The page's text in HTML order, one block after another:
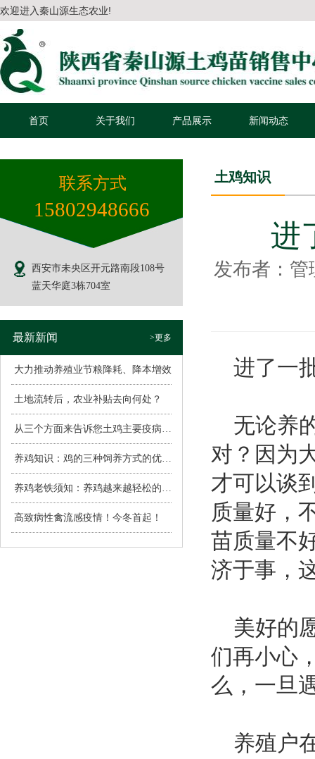
欢迎进入秦山源生态农业!
首页 关于我们 产品展示 新闻动态
联系方式
15802948666
西安市未央区开元路南段108号
蓝天华庭3栋704室
最新新闻 >更多
大力推动养殖业节粮降耗、降本增效
土地流转后，农业补贴去向何处？
从三个方面来告诉您土鸡主要疫病的表现
养鸡知识：鸡的三种饲养方式的优缺点
养鸡老铁须知：养鸡越来越轻松的6种心态
高致病性禽流感疫情！今冬首起！
土鸡知识
进
发布者：
进了一
无论养
对？因为
才可以谈
质量好，
苗质量不
济于事，
美好的
们再小心
么，一旦
养殖户